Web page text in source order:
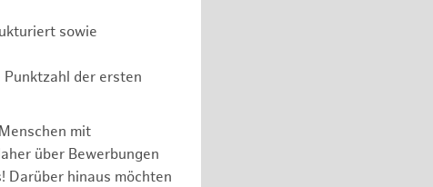
sowie
der ersten
mit
über Bewerbungen
Darüber hinaus möchten